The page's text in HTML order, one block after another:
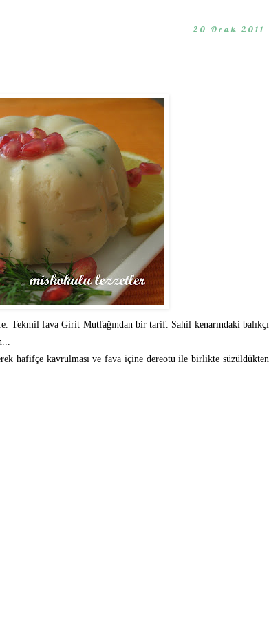
20 Ocak 2011
fava Girit Mutfağından bir tarif. Sahil kenarındaki balıkçı
hafifçe kavrulması ve fava içine dereotu ile birlikte süzüldükten